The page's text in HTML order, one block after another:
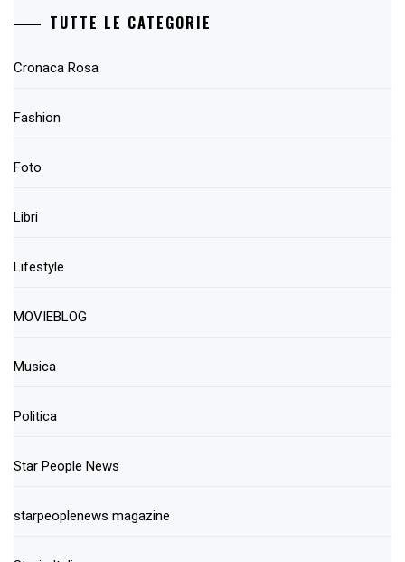
TUTTE LE CATEGORIE
Cronaca Rosa
Fashion
Foto
Libri
Lifestyle
MOVIEBLOG
Musica
Politica
Star People News
starpeoplenews magazine